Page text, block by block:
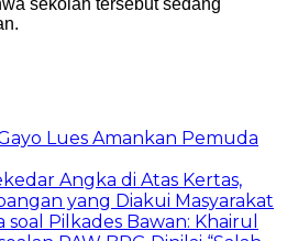
Lues Amankan Pemuda
Angka di Atas Kertas,
yang Diakui Masyarakat
Pilkades Bawan: Khairul